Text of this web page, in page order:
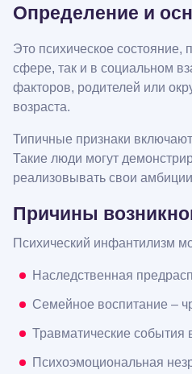
Определение и
Это психическое состояние,
сфере, так и в социальном
факторов, родителей или
возраста.
Типичные признаки
Такие люди могут
реализовывать свои
Причины
Психический инфантилизм
Наследственная
Семейное воспитание –
Травматические события
Психоэмоциональная